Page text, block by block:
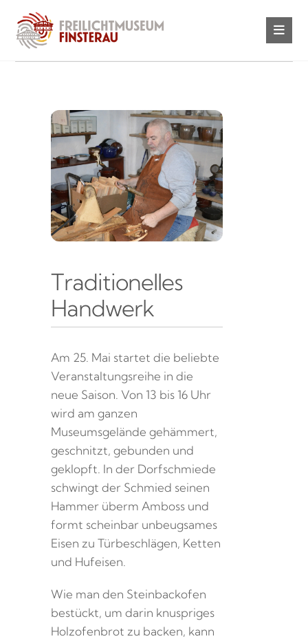
Traditionelles
Handwerk
Am 25. Mai startet die beliebte
Veranstaltungsreihe in die
neue Saison. Von 13 bis 16 Uhr
wird am ganzen
Museumsgelände gehämmert,
geschnitzt, gebunden und
geklopft. In der Dorfschmiede
schwingt der Schmied seinen
Hammer überm Amboss und
formt scheinbar unbeugsames
Eisen zu Türbeschlägen, Ketten
und Hufeisen.
Wie man den Steinbackofen
bestückt, um darin knuspriges
Holzofenbrot zu backen, kann